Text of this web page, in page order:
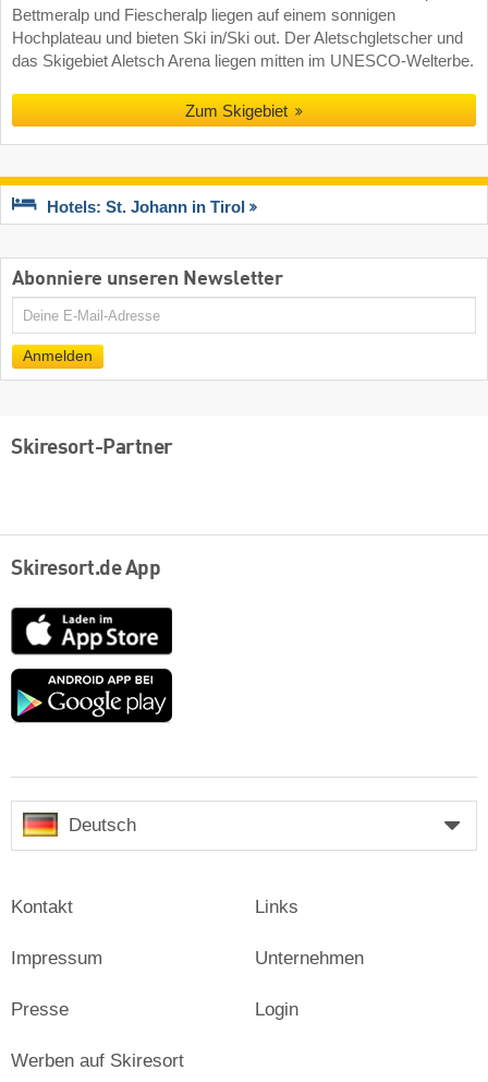
Bettmeralp und Fiescheralp liegen auf einem sonnigen
Hochplateau und bieten Ski in/Ski out. Der Aletschgletscher und
das Skigebiet Aletsch Arena liegen mitten im UNESCO-Welterbe.
Zum Skigebiet
Hotels: St. Johann in Tirol
Abonniere unseren Newsletter
E-
Mail
Anmelden
Skiresort-Partner
Skiresort.de App
App
Store
Google
Deutsch
Kontakt
Impressum
Presse
Links
Unternehmen
Login
Werben auf Skiresort